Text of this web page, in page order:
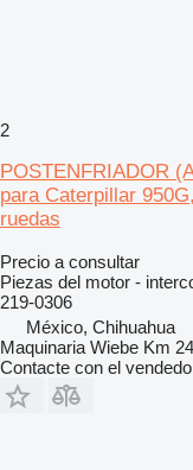
2
POSTENFRIADOR
para Caterpillar
ruedas
Precio a consultar
Piezas del motor -
219-0306
México, Chihuahua
Maquinaria Wiebe Km
Contacte con el